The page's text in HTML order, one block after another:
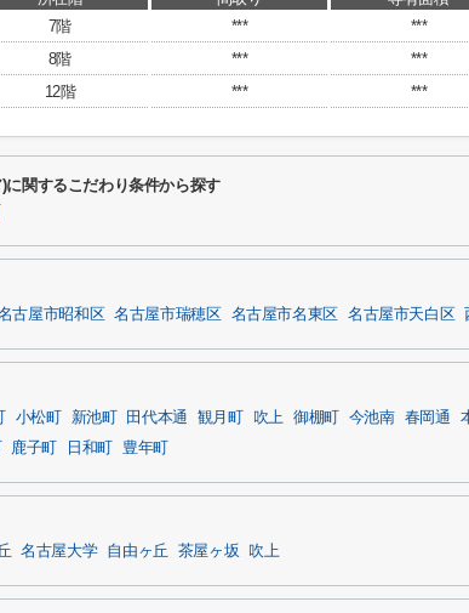
7階
*** ***
8階
*** ***
12階
*** ***
関するこだわり条件から探す
古屋市昭和区 名古屋市瑞穂区 名古屋市名東区 名古屋市天白区
小松町 新池町 田代本通 観月町 吹上 御棚町 今池南 春岡通
鹿子町 日和町 豊年町
名古屋大学 自由ヶ丘 茶屋ヶ坂 吹上